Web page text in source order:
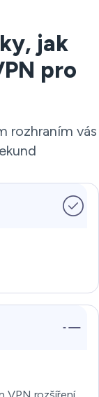
jak
pro
rozhraním vás